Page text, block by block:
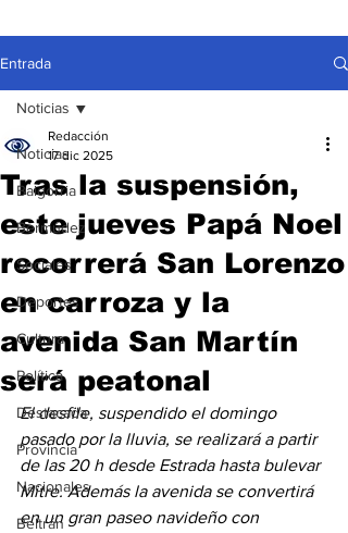
Entrada
Noticias
Baigorria
Bermúdez
Sociales
Deportes
Cultura
Política
Destacada
Provincia
Nacionales
Beltrán
Noticias
Tras la suspensión,
este jueves Papá Noel
recorrerá San Lorenzo
en carroza y la
avenida San Martín
será peatonal
Redacción
17 dic 2025
El desfile, suspendido el domingo
pasado por la lluvia, se realizará a partir
de las 20 h desde Estrada hasta bulevar
Mitre. Además la avenida se convertirá
en un gran paseo navideño con